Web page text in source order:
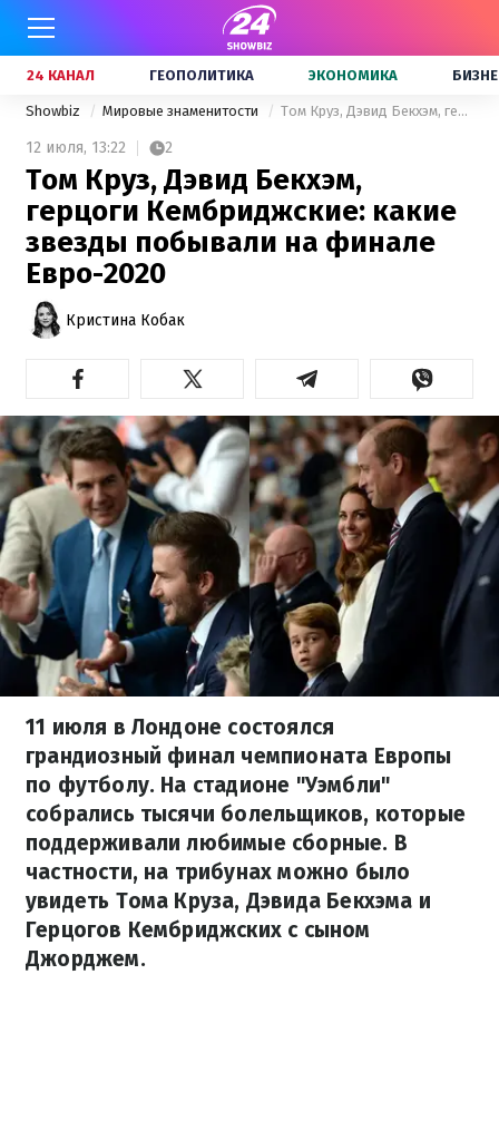
24 КАНАЛ ГЕОПОЛИТИКА ЭКОНОМИКА
Showbiz Мировые знаменитости Том Круз, Дэвид Бекхэм, герцоги Кембриджские: какие звезды побывали на финале Евро-2020
12 июля, 13:22 2
Том Круз, Дэвид Бекхэм,
герцоги Кембриджские: какие
звезды побывали на финале
Евро-2020
Кристина Кобак
11 июля в Лондоне состоялся
грандиозный финал чемпионата Европы
по футболу. На стадионе "Уэмбли"
собрались тысячи болельщиков, которые
поддерживали любимые сборные. В
частности, на трибунах можно было
увидеть Тома Круза, Дэвида Бекхэма и
Герцогов Кембриджских с сыном
Джорджем.